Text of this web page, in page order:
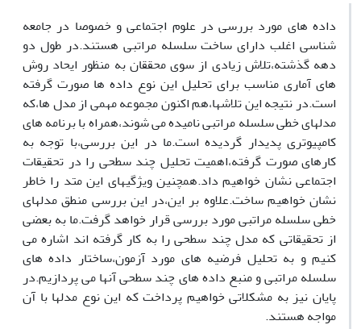
داده های مورد بررسی در علوم اجتماعی و خصوصا در جامعه
شناسی اغلب دارای ساخت سلسله مراتبی هستند.در طول دو
دهه گذشته،تلاش زیادی از سوی محققان به منظور ایحاد روش
های آماری مناسب برای تحلیل این نوع داده ها صورت گرفته
است.در نتیجه این تلاشها،هم اکنون مجموعه مهمی از مدل ها،که
مدلهای خطی سلسله مراتبی نامیده می شوند،همراه با برنامه های
کامپیوتری پدیدار گردیده است.ما در این بررسی،با توجه به
کارهای صورت گرفته،اهمیت تحلیل چند سطحی را در تحقیقات
اجتماعی نشان خواهیم داد.همچنین ویژگیهای این متد را خاطر
نشان خواهیم ساخت.علاوه بر این،در این بررسی منطق مدلهای
خطی سلسله مراتبی مورد بررسی قرار خواهد گرفت.ما به بعضی
از تحقیقاتی که مدل چند سطحی را به کار گرفته اند اشاره می
کنیم و به تحلیل فرضیه های مورد آزمون،ساختار داده های
سلسله مراتبی و منبع داده های چند سطحی آنها می پردازیم.در
پایان نیز به مشکلاتی خواهیم پرداخت که این نوع مدلها با آن
مواجه هستند.